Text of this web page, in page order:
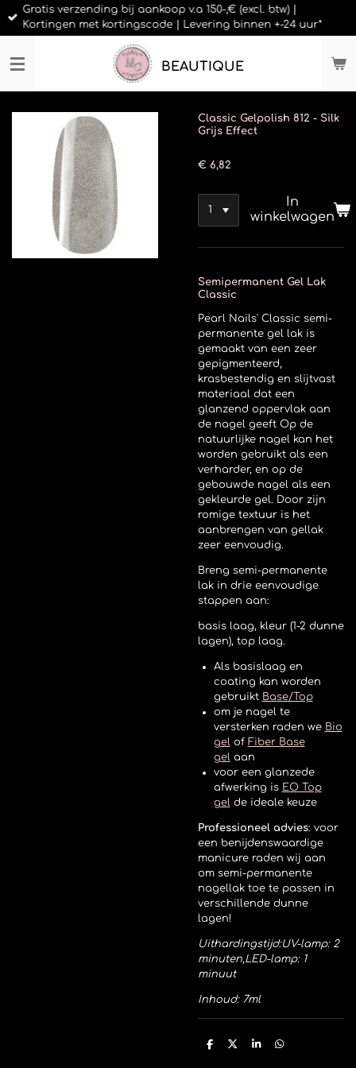
Ga
direct
de
BEAUTIQUE
Gratis verzending bij aankoop v.a 150-,€ (excl. btw) |
Kortingen met kortingscode | Levering binnen +-24 uur*
Classic Gelpolish 812 - Silk
Grijs Effect
€ 6,82
In
winkelwagen
Semipermanent Gel Lak
Classic
Pearl Nails' Classic semi-
permanente gel lak is
gemaakt van een zeer
gepigmenteerd,
krasbestendig en slijtvast
materiaal dat een
glanzend oppervlak aan
de nagel geeft Op de
natuurlijke nagel kan het
worden gebruikt als een
verharder, en op de
gebouwde nagel als een
gekleurde gel. Door zijn
romige textuur is het
aanbrengen van gellak
zeer eenvoudig.
Breng semi-permanente
lak in drie eenvoudige
stappen aan:
basis laag, kleur (1-2 dunne
lagen), top laag.
Als basislaag en
coating kan worden
gebruikt Base/Top
om je nagel te
versterken raden we Bio
gel of FiberBase
gel aan
voor een glanzede
afwerking is EO Top
gel de ideale keuze
Professioneel advies: voor
een benijdenswaardige
manicure raden wij aan
om semi-permanente
nagellak toe te passen in
verschillende dunne
lagen!
Uithardingstijd:UV-lamp: 2
minuten,LED-lamp: 1
minuut
Inhoud: 7ml
D
D
S
D